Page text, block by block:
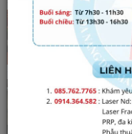
Khai trương
tại Bệnh viện
24/12/2024
VIÊM DA DO
03/12/2024